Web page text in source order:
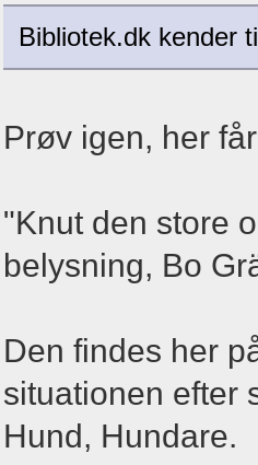
Bibliotek.dk kender
Prøv igen, her
"Knut den store
belysning, Bo
Den findes her
situationen efter
Hund, Hundare.